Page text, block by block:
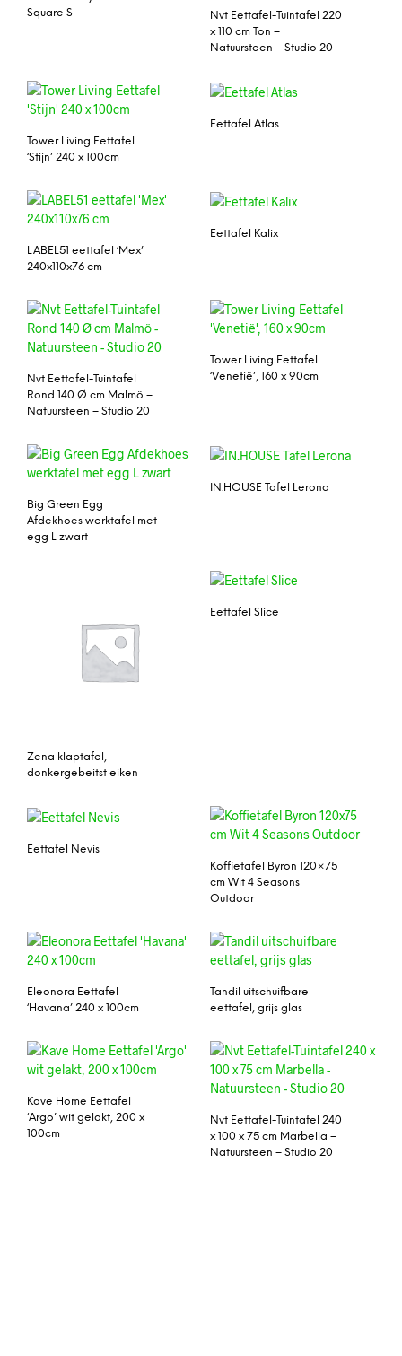
Square S
Nvt Eettafel-Tuintafel 220
x 110 cm Ton –
Natuursteen – Studio 20
Tower Living Eettafel
‘Stijn’ 240 x 100cm
Eettafel Atlas
LABEL51 eettafel ‘Mex’
240x110x76 cm
Eettafel Kalix
Nvt Eettafel-Tuintafel
Rond 140 Ø cm Malmö –
Natuursteen – Studio 20
Tower Living Eettafel
‘Venetië’, 160 x 90cm
Big Green Egg
Afdekhoes werktafel met
egg L zwart
IN.HOUSE Tafel Lerona
Zena klaptafel,
donkergebeitst eiken
Eettafel Slice
Eettafel Nevis
Koffietafel Byron 120×75
cm Wit 4 Seasons
Outdoor
Eleonora Eettafel
‘Havana’ 240 x 100cm
Tandil uitschuifbare
eettafel, grijs glas
Kave Home Eettafel
‘Argo’ wit gelakt, 200 x
100cm
Nvt Eettafel-Tuintafel 240
x 100 x 75 cm Marbella –
Natuursteen – Studio 20